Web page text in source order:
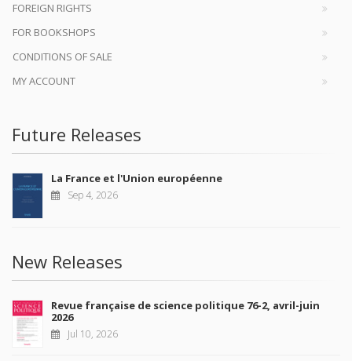
FOREIGN RIGHTS
FOR BOOKSHOPS
CONDITIONS OF SALE
MY ACCOUNT
Future Releases
La France et l'Union européenne
Sep 4, 2026
New Releases
Revue française de science politique 76-2, avril-juin
2026
Jul 10, 2026